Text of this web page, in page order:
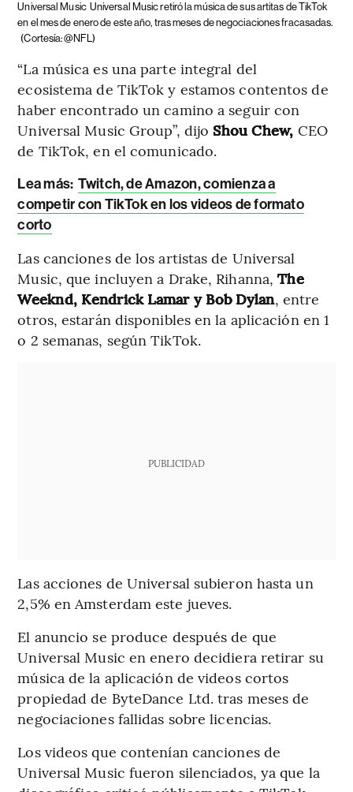
Universal Music Universal Music retiró la música de sus artitas de TikTok
en el mes de enero de este año, tras meses de negociaciones fracasadas.
(Cortesía: @NFL)
“La música es una parte integral del
ecosistema de TikTok y estamos contentos de
haber encontrado un camino a seguir con
Universal Music Group”, dijo Shou Chew, CEO
de TikTok, en el comunicado.
Lea más: Twitch, de Amazon, comienza a
competir con TikTok en los videos de formato
corto
Las canciones de los artistas de Universal
Music, que incluyen a Drake, Rihanna,The
Weeknd, Kendrick Lamar y Bob Dylan, entre
otros, estarán disponibles en la aplicación en 1
o 2 semanas, según TikTok.
PUBLICIDAD
Las acciones de Universal subieron hasta un
2,5% en Amsterdam este jueves.
El anuncio se produce después de que
Universal Music en enero decidiera retirar su
música de la aplicación de videos cortos
propiedad de ByteDance Ltd. tras meses de
negociaciones fallidas sobre licencias.
Los videos que contenían canciones de
Universal Music fueron silenciados, ya que la